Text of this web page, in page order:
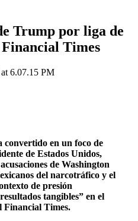
Trump por liga de
Times
en un foco de
de Estados Unidos,
de Washington
del narcotráfico y el
de presión
tangibles” en el
Financial Times.